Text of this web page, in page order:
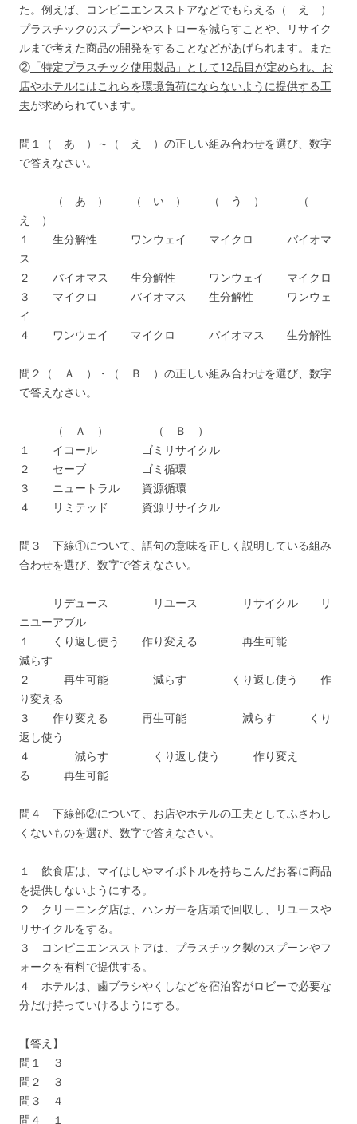
た。例えば、コンビニエンスストアなどでもらえる（ え ）
プラスチックのスプーンやストローを減らすことや、リサイク
ルまで考えた商品の開発をすることなどがあげられます。また
② 「特定プラスチック使用製品」として12品目が定められ、お
店やホテルにはこれらを環境負荷にならないように提供する工
夫が求められています。
問１（ あ ）～（ え ）の正しい組み合わせを選び、数字
で答えなさい。
（ あ ） （ い ） （ う ） （
え ）
１ 生分解性 ワンウェイ マイクロ バイオマ
ス
２ バイオマス 生分解性 ワンウェイ マイクロ
３ マイクロ バイオマス 生分解性 ワンウェ
イ
４ ワンウェイ マイクロ バイオマス 生分解性
問２（ Ａ ）・（ Ｂ ）の正しい組み合わせを選び、数字
で答えなさい。
（ Ａ ） （ Ｂ ）
１ イコール ゴミリサイクル
２ セーブ ゴミ循環
３ ニュートラル 資源循環
４ リミテッド 資源リサイクル
問３ 下線①について、語句の意味を正しく説明している組み
合わせを選び、数字で答えなさい。
リデュース リユース リサイクル リ
ニユーアブル
１ くり返し使う 作り変える 再生可能
減らす
２ 再生可能 減らす くり返し使う 作
り変える
３ 作り変える 再生可能 減らす くり
返し使う
４ 減らす くり返し使う 作り変え
る 再生可能
問４ 下線部②について、お店やホテルの工夫としてふさわし
くないものを選び、数字で答えなさい。
１ 飲食店は、マイはしやマイボトルを持ちこんだお客に商品
を提供しないようにする。
２ クリーニング店は、ハンガーを店頭で回収し、リユースや
リサイクルをする。
３ コンビニエンスストアは、プラスチック製のスプーンやフ
ォークを有料で提供する。
４ ホテルは、歯ブラシやくしなどを宿泊客がロビーで必要な
分だけ持っていけるようにする。
【答え】
問１ ３
問２ ３
問３ ４
問４ １